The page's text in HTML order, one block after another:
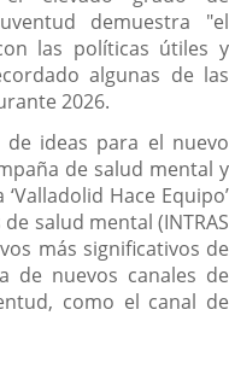
demuestra "el
las políticas útiles y
algunas de las
2026.
ideas para el nuevo
de salud mental y
Hace Equipo’
salud mental (INTRAS
más significativos de
de nuevos canales de
como el canal de